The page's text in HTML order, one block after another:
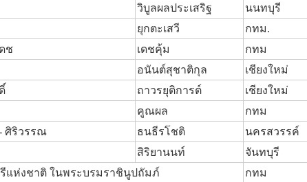
วิบูลผลประเสริฐ นนทบุรี
ยุกตะเสวี กทม.
ช เดชคุ้ม กทม
อนันต์สุชาติกุล เชียงใหม่
ถาวรยุติการต์ เชียงใหม่
คูณผล กทม
ศิริวรรณ ธนธีรโชติ นครสวรรค์
สิริยานนท์ จันทบุรี
แห่งชาติ ในพระบรมราชินูปถัมภ์ กทม